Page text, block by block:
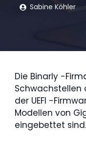
Sabine Köhler
Die Binarly -
Schwachstellen
der UEFI -
Modellen von
eingebettet sind.